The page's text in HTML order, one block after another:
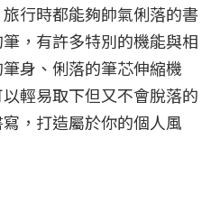
行時都能夠帥氣俐落的書
，有許多特別的機能與相
身、俐落的筆芯伸縮機
輕易取下但又不會脫落的
，打造屬於你的個人風